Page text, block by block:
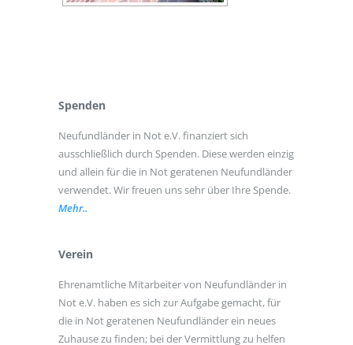
Spenden
Neufundländer in Not e.V. finanziert sich
ausschließlich durch Spenden. Diese werden einzig
und allein für die in Not geratenen Neufundländer
verwendet. Wir freuen uns sehr über Ihre Spende.
Mehr..
Verein
Ehrenamtliche Mitarbeiter von Neufundländer in
Not e.V. haben es sich zur Aufgabe gemacht, für
die in Not geratenen Neufundländer ein neues
Zuhause zu finden; bei der Vermittlung zu helfen